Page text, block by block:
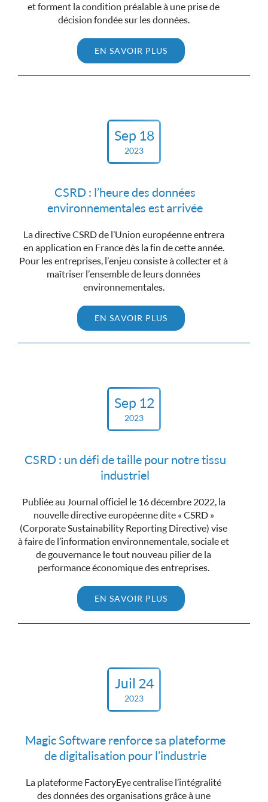
et forment la condition préalable à une prise de
décision fondée sur les données.
EN SAVOIR PLUS
Sep 18
2023
CSRD : l’heure des données
environnementales est arrivée
La directive CSRD de l’Union européenne entrera
en application en France dès la fin de cette année.
Pour les entreprises, l’enjeu consiste à collecter et à
maîtriser l’ensemble de leurs données
environnementales.
EN SAVOIR PLUS
Sep 12
2023
CSRD : un défi de taille pour notre tissu
industriel
Publiée au Journal officiel le 16 décembre 2022, la
nouvelle directive européenne dite « CSRD »
(Corporate Sustainability Reporting Directive) vise
à faire de l’information environnementale, sociale et
de gouvernance le tout nouveau pilier de la
performance économique des entreprises.
EN SAVOIR PLUS
Juil 24
2023
Magic Software renforce sa plateforme
de digitalisation pour l’industrie
La plateforme FactoryEye centralise l’intégralité
des données des organisations grâce à une